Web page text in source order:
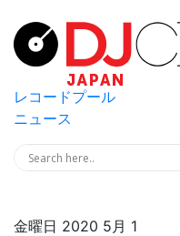
レコードプール
ニュース
金曜日 2020 5月 1